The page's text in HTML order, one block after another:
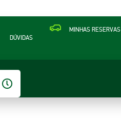
MINHAS RESERVAS
DÚVIDAS